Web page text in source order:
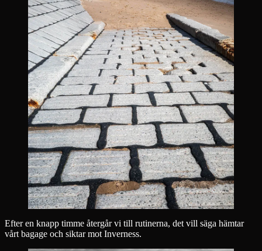
Efter en knapp timme återgår vi till rutinerna, det vill säga hämtar
vårt bagage och siktar mot Inverness.